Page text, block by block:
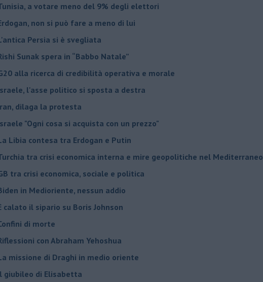
a votare meno del 9% degli elettori
non si può fare a meno di lui
Persia si è svegliata
Sunak spera in “Babbo Natale”
alla ricerca di credibilità operativa e morale
l'asse politico si sposta a destra
dilaga la protesta
"Ogni cosa si acquista con un prezzo"
Libia contesa tra Erdogan e Putin
tra crisi economica interna e mire geopolitiche nel Mediterraneo
tra crisi economica, sociale e politica
in Medioriente, nessun addio
calato il sipario su Boris Johnson
di morte
con Abraham Yehoshua
missione di Draghi in medio oriente
giubileo di Elisabetta